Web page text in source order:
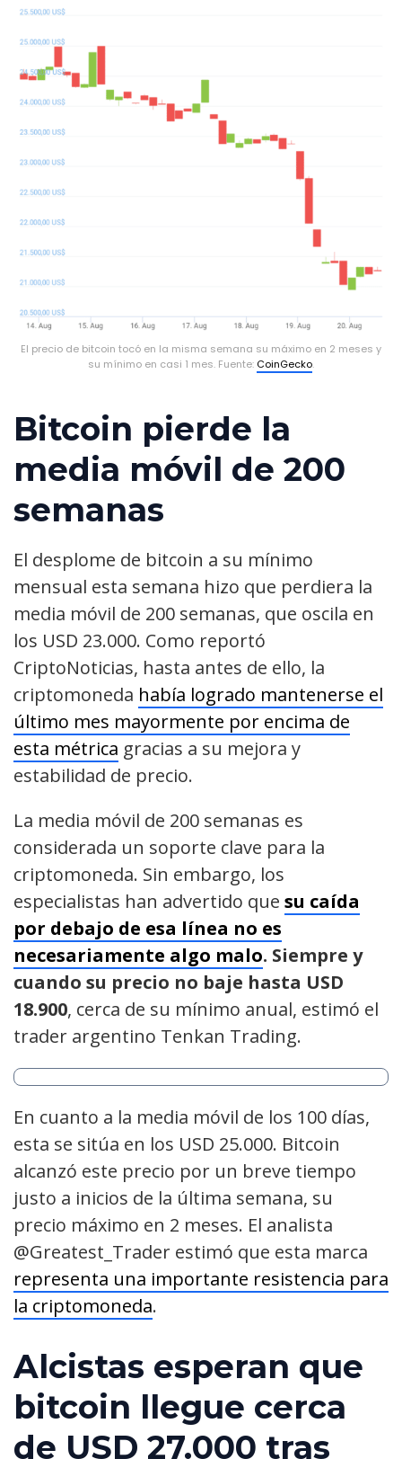
El precio de bitcoin tocó en la misma semana su máximo en 2 meses y
su mínimo en casi 1 mes. Fuente: CoinGecko.
Bitcoin pierde la
media móvil de 200
semanas
El desplome de bitcoin a su mínimo
mensual esta semana hizo que perdiera la
media móvil de 200 semanas, que oscila en
los USD 23.000. Como reportó
CriptoNoticias, hasta antes de ello, la
criptomoneda había logrado mantenerse el
último mes mayormente por encima de
esta métrica gracias a su mejora y
estabilidad de precio.
La media móvil de 200 semanas es
considerada un soporte clave para la
criptomoneda. Sin embargo, los
especialistas han advertido que su caída
por debajo de esa línea no es
necesariamente algo malo. Siempre y
cuando su precio no baje hasta USD
18.900, cerca de su mínimo anual, estimó el
trader argentino Tenkan Trading.
En cuanto a la media móvil de los 100 días,
esta se sitúa en los USD 25.000. Bitcoin
alcanzó este precio por un breve tiempo
justo a inicios de la última semana, su
precio máximo en 2 meses. El analista
@Greatest_Trader estimó que esta marca
representa una importante resistencia para
la criptomoneda.
Alcistas esperan que
bitcoin llegue cerca
de USD 27.000 tras